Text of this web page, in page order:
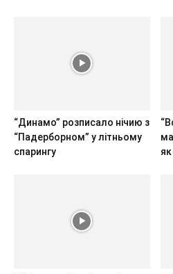
“Динамо” розписало нічию з
“Падерборном” у літньому
спарингу